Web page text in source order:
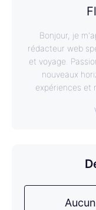
Bonjour, je
rédacteur web
et voyage.
nouveaux
expériences et